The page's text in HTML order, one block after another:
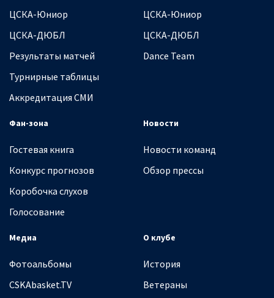
ЦСКА-Юниор
ЦСКА-ДЮБЛ
Результаты матчей
Турнирные таблицы
Аккредитация СМИ
ЦСКА-Юниор
ЦСКА-ДЮБЛ
Dance Team
Фан-зона
Гостевая книга
Конкурс прогнозов
Коробочка слухов
Голосование
Новости
Новости команд
Обзор прессы
Медиа
Фотоальбомы
CSKAbasket.TV
О клубе
История
Ветераны